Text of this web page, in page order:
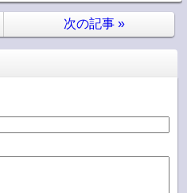
次の記事 »